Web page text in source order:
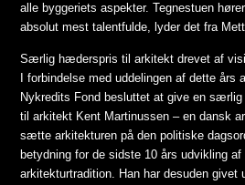
alle byggeriets aspekter. Tegnestuen
absolut mest talentfulde, lyder det fra
Særlig hæderspris til arkitekt drevet af
I forbindelse med uddelingen af dette års
Nykredits Fond besluttet at give en
til arkitekt Kent Martinussen – en dansk
sætte arkitekturen på den politiske
betydning for de sidste 10 års udvikling af
arkitekturtradition. Han har desuden givet